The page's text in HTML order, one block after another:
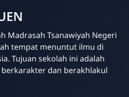
Madrasah Tsanawiyah Negeri
tempat menuntut ilmu di
Tujuan sekolah ini adalah
dan berakhlakul